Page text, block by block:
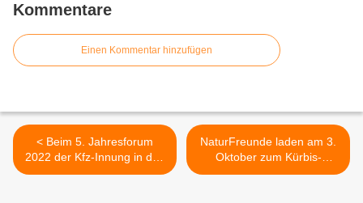
Kommentare
Einen Kommentar hinzufügen
< Beim 5. Jahresforum
2022 der Kfz-Innung in den
Mainfrankensälen erhielten
NaturFreunde laden am 3.
Oktober zum Kürbis-
Herbstfest und